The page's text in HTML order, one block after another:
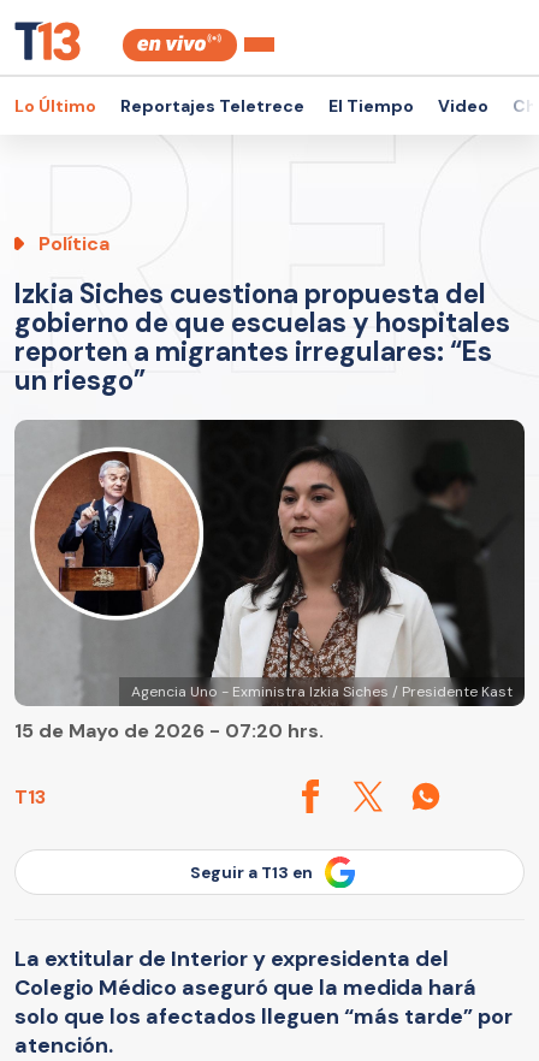
Lo Último Reportajes Teletrece El Tiempo Video
Política
Izkia Siches cuestiona propuesta del
gobierno de que escuelas y hospitales
reporten a migrantes irregulares: “Es
un riesgo”
Agencia Uno - Exministra Izkia Siches / Presidente Kast
T13
15 de Mayo de 2026 - 07:20 hrs.
Seguir a T13 en
La extitular de Interior y expresidenta del
Colegio Médico aseguró que la medida hará
solo que los afectados lleguen “más tarde” por
atención.